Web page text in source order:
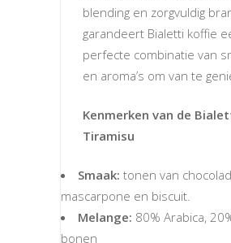
blending en zorgvuldig
garandeert Bialetti koffie
perfecte combinatie van
en aroma’s om van te
Kenmerken van de
Tiramisu
Smaak: tonen van
mascarpone en biscuit.
Melange: 80% Arabica,
bonen